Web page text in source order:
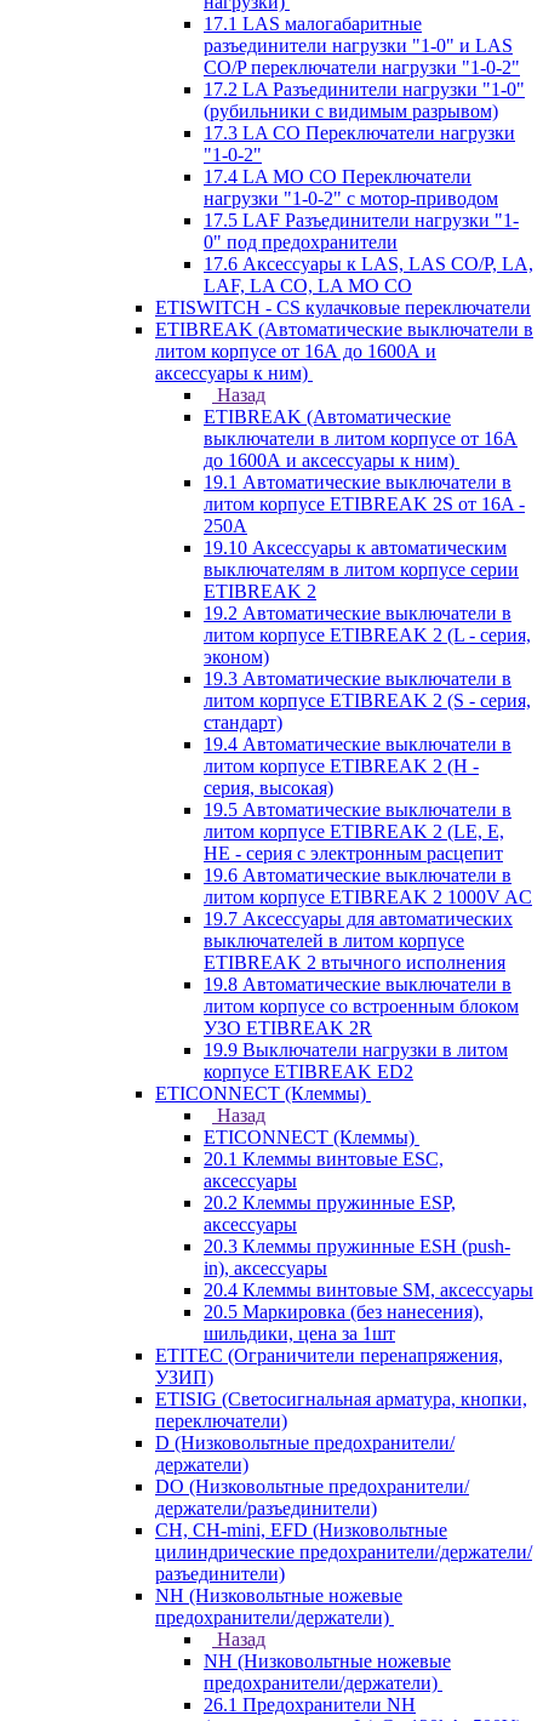
17.1 LAS малогабаритные
разъединители нагрузки "1-0" и LAS
CO/P переключатели нагрузки "1-0-2"
17.2 LA Разъединители нагрузки "1-0"
(рубильники с видимым разрывом)
17.3 LA CO Переключатели нагрузки
"1-0-2"
17.4 LA MO CO Переключатели
нагрузки "1-0-2" с мотор-приводом
17.5 LAF Разъединители нагрузки "1-
0" под предохранители
17.6 Аксессуары к LAS, LAS CO/P, LA,
LAF, LA CO, LA MO CO
ETISWITCH - CS кулачковые переключатели
ETIBREAK (Автоматические выключатели в
литом корпусе от 16А до 1600А и
аксессуары к ним)
Назад
ETIBREAK (Автоматические
выключатели в литом корпусе от 16А
до 1600А и аксессуары к ним)
19.1 Автоматические выключатели в
литом корпусе ETIBREAK 2S от 16A -
250A
19.10 Аксессуары к автоматическим
выключателям в литом корпусе серии
ETIBREAK 2
19.2 Автоматические выключатели в
литом корпусе ETIBREAK 2 (L - серия,
эконом)
19.3 Автоматические выключатели в
литом корпусе ETIBREAK 2 (S - серия,
стандарт)
19.4 Автоматические выключатели в
литом корпусе ETIBREAK 2 (H -
серия, высокая)
19.5 Автоматические выключатели в
литом корпусе ETIBREAK 2 (LE, E,
HE - серия с электронным расцепит
19.6 Автоматические выключатели в
литом корпусе ETIBREAK 2 1000V AC
19.7 Аксессуары для автоматических
выключателей в литом корпусе
ETIBREAK 2 втычного исполнения
19.8 Автоматические выключатели в
литом корпусе со встроенным блоком
УЗО ETIBREAK 2R
19.9 Выключатели нагрузки в литом
корпусе ETIBREAK ED2
ETICONNECT (Клеммы)
Назад
ETICONNECT (Клеммы)
20.1 Клеммы винтовые ESC,
аксессуары
20.2 Клеммы пружинные ESP,
аксессуары
20.3 Клеммы пружинные ESH (push-
in), аксессуары
20.4 Клеммы винтовые SM, аксессуары
20.5 Маркировка (без нанесения),
шильдики, цена за 1шт
ETITEC (Ограничители перенапряжения,
УЗИП)
ETISIG (Светосигнальная арматура, кнопки,
переключатели)
D (Низковольтные предохранители/
держатели)
DO (Низковольтные предохранители/
держатели/разъединители)
CH, CH-mini, EFD (Низковольтные
цилиндрические предохранители/держатели/
разъединители)
NH (Низковольтные ножевые
предохранители/держатели)
Назад
NH (Низковольтные ножевые
предохранители/держатели)
26.1 Предохранители NH